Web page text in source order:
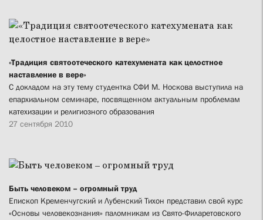
«Традиция святоотеческого катехумената как целостное
наставление в вере»
С докладом на эту тему студентка СФИ М. Носкова выступила на
епархиальном семинаре, посвященном актуальным проблемам
катехизации и религиозного образования
27 сентября 2010
Быть человеком – огромный труд
Епископ Кременчугский и Лубенский Тихон представил свой курс
«Основы человекознания» паломникам из Свято-Филаретовского